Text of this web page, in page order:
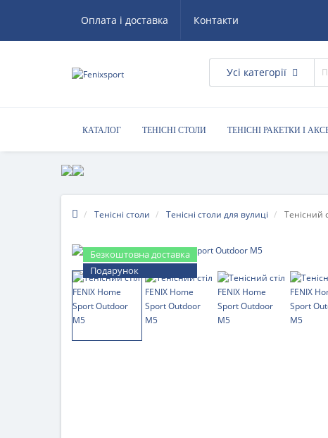
Оплата і доставка Контакти
Усі категорії
КАТАЛОГ ТЕНІСНІ СТОЛИ ТЕНІСНІ РАКЕТКИ І
КОРИСНІ ПОРАДИ
Тенісні столи Тенісні столи для вулиці Тенісний
Безкоштовна доставка
Подарунок